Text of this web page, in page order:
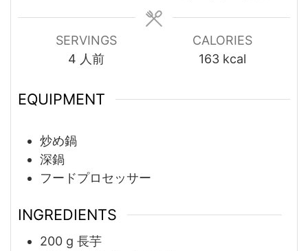
SERVINGS
4 人前
CALORIES
163 kcal
EQUIPMENT
炒め鍋
深鍋
フードプロセッサー
INGREDIENTS
200 g 長芋